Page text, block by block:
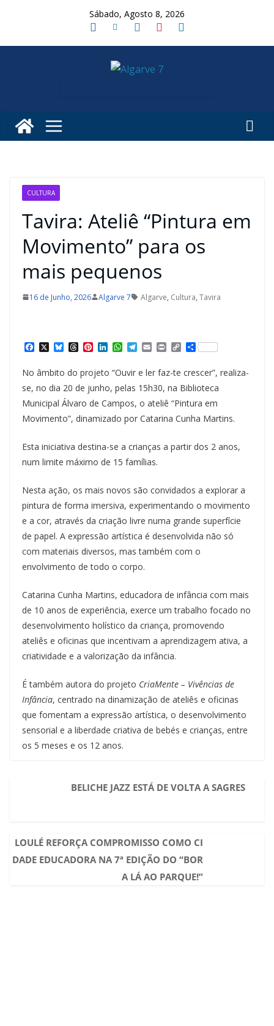
Sábado, Agosto 8, 2026
CULTURA
Tavira: Ateliê “Pintura em
Movimento” para os
mais pequenos
16 de Junho, 2026 Algarve 7 Algarve, Cultura, Tavira
a
c
e
b
o
o
k
X B
e
s
k
y
T
h
e
a
d
s
P
n
t
e
r
e
s
t
L
n
k
e
d
I
n
W
h
t
s
A
p
p
T
e
e
g
r
a
m
E
m
i
l
P
n
t
C
o
y
L
i
n
k
S
h
r
e
No âmbito do projeto “Ouvir e ler faz-te crescer”, realiza-
se, no dia 20 de junho, pelas 15h30, na Biblioteca
Municipal Álvaro de Campos, o ateliê “Pintura em
Movimento”, dinamizado por Catarina Cunha Martins.
Esta iniciativa destina-se a crianças a partir dos 2 anos,
num limite máximo de 15 famílias.
Nesta ação, os mais novos são convidados a explorar a
pintura de forma imersiva, experimentando o movimento
e a cor, através da criação livre numa grande superfície
de papel. A expressão artística é desenvolvida não só
com materiais diversos, mas também com o
envolvimento de todo o corpo.
Catarina Cunha Martins, educadora de infância com mais
de 10 anos de experiência, exerce um trabalho focado no
desenvolvimento holístico da criança, promovendo
ateliês e oficinas que incentivam a aprendizagem ativa, a
criatividade e a valorização da infância.
É também autora do projeto CriaMente – Vivências de
Infância, centrado na dinamização de ateliês e oficinas
que fomentam a expressão artística, o desenvolvimento
sensorial e a liberdade criativa de bebés e crianças, entre
os 5 meses e os 12 anos.
BELICHE JAZZ ESTÁ DE VOLTA A SAGRES
LOULÉ REFORÇA COMPROMISSO COMO CI
DADE EDUCADORA NA 7ª EDIÇÃO DO “BOR
A LÁ AO PARQUE!”